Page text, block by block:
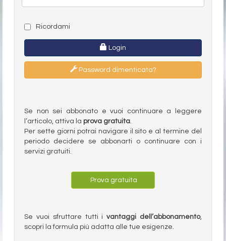
Ricordami
Login
Password dimenticata?
Se non sei abbonato e vuoi continuare a leggere
l’articolo, attiva la prova gratuita.
Per sette giorni potrai navigare il sito e al termine del
periodo decidere se abbonarti o continuare con i
servizi gratuiti.
Prova gratuita
Se vuoi sfruttare tutti ivantaggi dell’abbonamento,
scopri la formula più adatta alle tue esigenze.